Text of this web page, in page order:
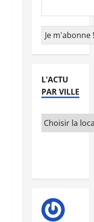
L'ACTU
PAR VILLE